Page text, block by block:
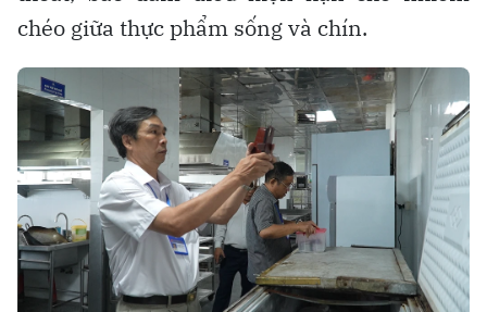
chéo giữa thực phẩm sống và chín.